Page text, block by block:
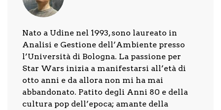
Nato a Udine nel 1993, sono laureato in
Analisi e Gestione dell’Ambiente presso
l’Università di Bologna. La passione per
Star Wars inizia a manifestarsi all’età di
otto anni e da allora non mi ha mai
abbandonato. Patito degli Anni 80 e della
cultura pop dell’epoca; amante della